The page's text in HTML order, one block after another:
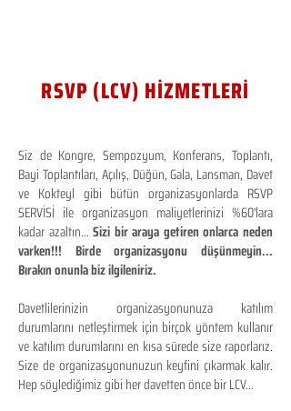
RSVP (LCV) HİZMETLERİ
Siz de Kongre, Sempozyum, Konferans, Toplantı,
Bayi Toplantıları, Açılış, Düğün, Gala, Lansman, Davet
ve Kokteyl gibi bütün organizasyonlarda RSVP
SERVİSİ ile organizasyon maliyetlerinizi %60'lara
kadar azaltın...Sizi bir araya getiren onlarca neden
varken!!! Birde organizasyonu düşünmeyin...
Bırakın onunla biz ilgileniriz.
Davetlilerinizin organizasyonunuza katılım
durumlarını netleştirmek için birçok yöntem kullanır
ve katılım durumlarını en kısa sürede size raporlarız.
Size de organizasyonunuzun keyfini çıkarmak kalır.
Hep söylediğimiz gibi her davetten önce bir LCV...